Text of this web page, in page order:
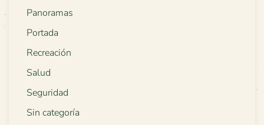
Panoramas
Portada
Recreación
Salud
Seguridad
Sin categoría